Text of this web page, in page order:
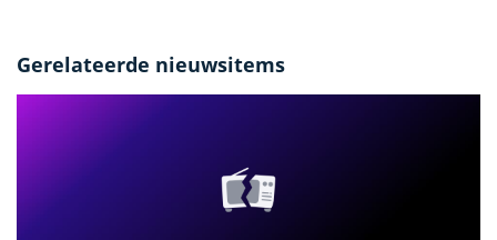
Gerelateerde nieuwsitems